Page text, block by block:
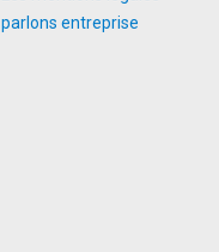
parlons entreprise